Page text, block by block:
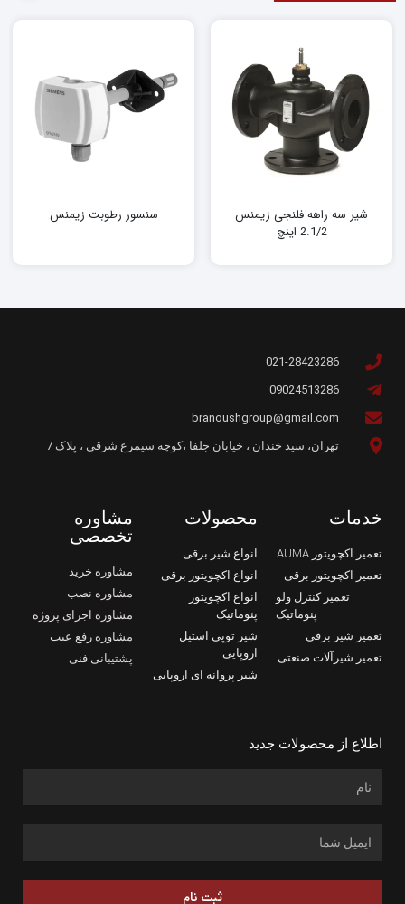
شیر سه راهه فلنجی زیمنس
2.1/2 اینچ
سنسور رطوبت زیمنس
021-28423286
09024513286
branoushgroup@gmail.com
تهران، سید خندان ، خیابان جلفا ،کوچه سیمرغ شرقی ، پلاک 7
خدمات
تعمیر اکچویتور AUMA
تعمیر اکچویتور برقی
تعمیر کنترل ولو
پنوماتیک
تعمیر شیر برقی
تعمیر شیرآلات صنعتی
محصولات
انواع شیر برقی
انواع اکچویتور برقی
انواع اکچویتور
پنوماتیک
شیر توپی استیل
اروپایی
شیر پروانه ای اروپایی
مشاوره
تخصصی
مشاوره خرید
مشاوره نصب
مشاوره اجرای پروژه
مشاوره رفع عیب
پشتیبانی فنی
اطلاع از محصولات جدید
ثبت نام